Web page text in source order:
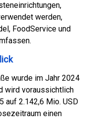
werden,
FoodService und
wurde im Jahr 2024
wird voraussichtlich
auf 2.142,6 Mio. USD
einen